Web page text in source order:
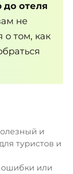
до отеля
не
о том, как
и
туристов и
или